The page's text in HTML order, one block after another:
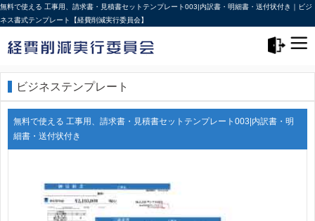
無料で使える 工事用、請求書・見積書セットテンプレート003|内訳書・明細書・送付状付き｜ビジ
ネス書式テンプレート【経費削減実行委員会】
ビジネステンプレート
無料で使える 工事用、請求書・見積書セットテンプレート003|内訳書・明
細書・送付状付き